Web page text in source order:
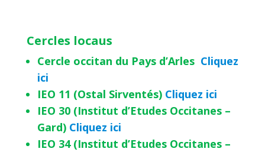
Cercles locaus
Cercle occitan du Pays d’Arles Cliquez
ici
IEO 11 (Ostal Sirventés) Cliquez ici
IEO 30 (Institut d’Etudes Occitanes –
Gard) Cliquez ici
IEO 34 (Institut d’Etudes Occitanes –